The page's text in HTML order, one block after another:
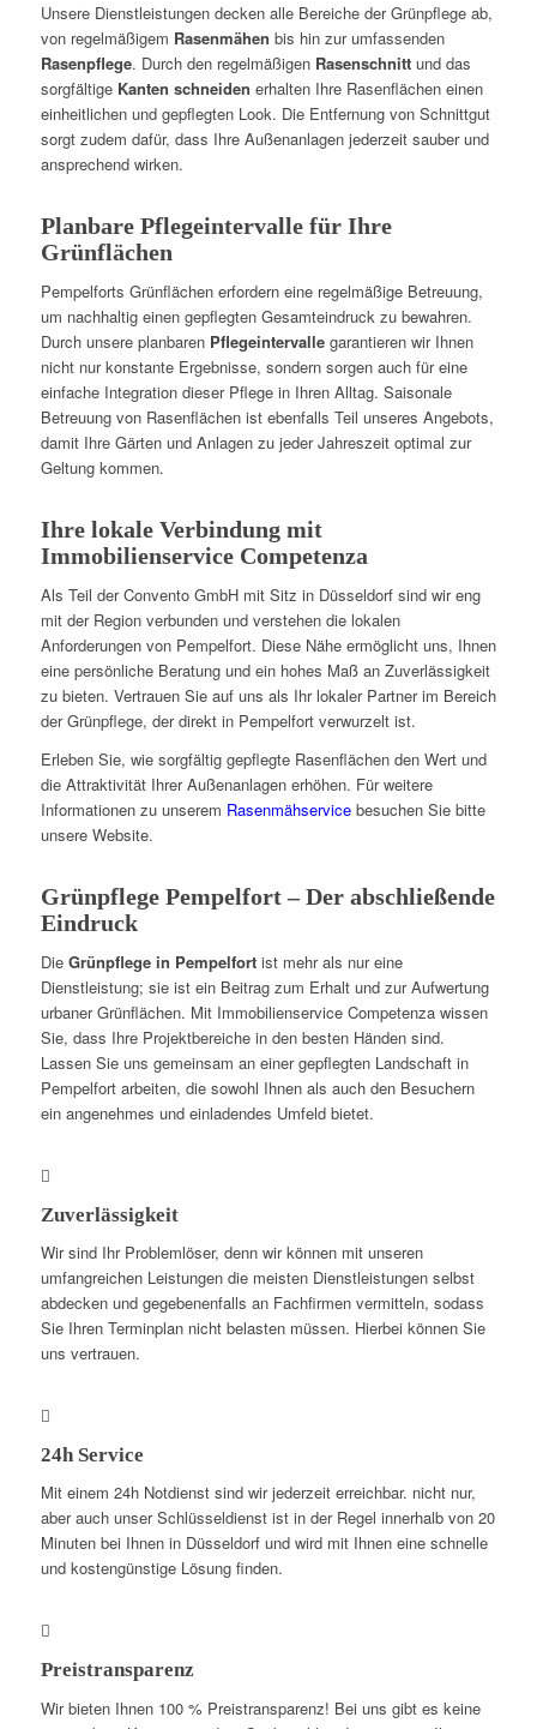
Unsere Dienstleistungen decken alle Bereiche der Grünpflege ab,
von regelmäßigem Rasenmähen bis hin zur umfassenden
Rasenpflege. Durch den regelmäßigen Rasenschnittund das
sorgfältige Kanten schneiden erhalten Ihre Rasenflächen einen
einheitlichen und gepflegten Look. Die Entfernung von Schnittgut
sorgt zudem dafür, dass Ihre Außenanlagen jederzeit sauber und
ansprechend wirken.
Planbare Pflegeintervalle für Ihre
Grünflächen
Pempelforts Grünflächen erfordern eine regelmäßige Betreuung,
um nachhaltig einen gepflegten Gesamteindruck zu bewahren.
Durch unsere planbaren Pflegeintervallegarantieren wir Ihnen
nicht nur konstante Ergebnisse, sondern sorgen auch für eine
einfache Integration dieser Pflege in Ihren Alltag. Saisonale
Betreuung von Rasenflächen ist ebenfalls Teil unseres Angebots,
damit Ihre Gärten und Anlagen zu jeder Jahreszeit optimal zur
Geltung kommen.
Ihre lokale Verbindung mit
Immobilienservice Competenza
Als Teil der Convento GmbH mit Sitz in Düsseldorf sind wir eng
mit der Region verbunden und verstehen die lokalen
Anforderungen von Pempelfort. Diese Nähe ermöglicht uns, Ihnen
eine persönliche Beratung und ein hohes Maß an Zuverlässigkeit
zu bieten. Vertrauen Sie auf uns als Ihr lokaler Partner im Bereich
der Grünpflege, der direkt in Pempelfort verwurzelt ist.
Erleben Sie, wie sorgfältig gepflegte Rasenflächen den Wert und
die Attraktivität Ihrer Außenanlagen erhöhen. Für weitere
Informationen zu unserem Rasenmähservicebesuchen Sie bitte
unsere Website.
Grünpflege Pempelfort – Der abschließende
Eindruck
Die Grünpflege in Pempelfortist mehr als nur eine
Dienstleistung; sie ist ein Beitrag zum Erhalt und zur Aufwertung
urbaner Grünflächen. Mit Immobilienservice Competenza wissen
Sie, dass Ihre Projektbereiche in den besten Händen sind.
Lassen Sie uns gemeinsam an einer gepflegten Landschaft in
Pempelfort arbeiten, die sowohl Ihnen als auch den Besuchern
ein angenehmes und einladendes Umfeld bietet.
Zuverlässigkeit
Wir sind Ihr Problemlöser, denn wir können mit unseren
umfangreichen Leistungen die meisten Dienstleistungen selbst
abdecken und gegebenenfalls an Fachfirmen vermitteln, sodass
Sie Ihren Terminplan nicht belasten müssen. Hierbei können Sie
uns vertrauen.
24h Service
Mit einem 24h Notdienst sind wir jederzeit erreichbar. nicht nur,
aber auch unser Schlüsseldienst ist in der Regel innerhalb von 20
Minuten bei Ihnen in Düsseldorf und wird mit Ihnen eine schnelle
und kostengünstige Lösung finden.
Preistransparenz
Wir bieten Ihnen 100 % Preistransparenz! Bei uns gibt es keine